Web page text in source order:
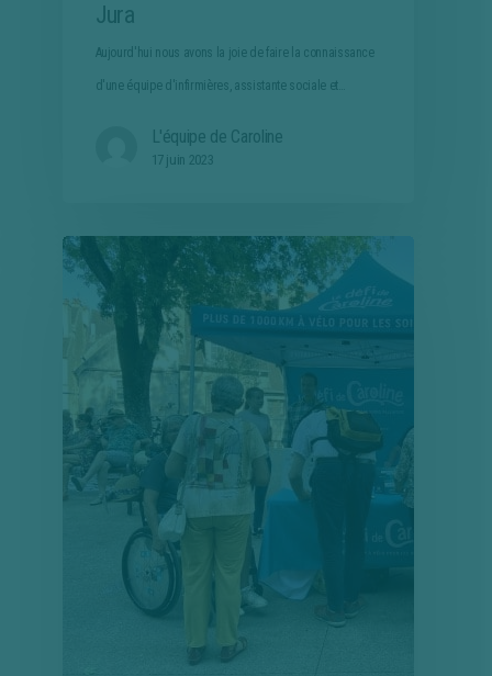
Jura
Aujourd'hui nous avons la joie de faire la connaissance
d'une équipe d'infirmières, assistante sociale et…
L'équipe de Caroline
17 juin 2023